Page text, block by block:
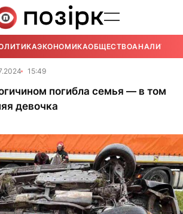
ЭКОНОМИКАОБЩЕСТВОАНАЛИТИКА
15:49
погибла семья — в том
девочка